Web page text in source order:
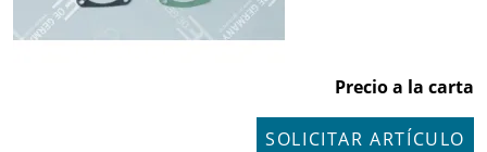
Precio a la carta
SOLICITAR ARTÍCULO